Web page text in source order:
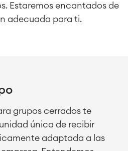
& Conocimiento
Artificial
Integración
Estaremos encantados de
adecuada para ti.
grupos cerrados te
única de recibir
adaptada a las